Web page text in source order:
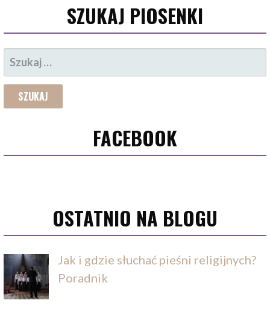
SZUKAJ PIOSENKI
SZUKAJ:
FACEBOOK
OSTATNIO NA BLOGU
Jak i gdzie słuchać pieśni religijnych?
Poradnik